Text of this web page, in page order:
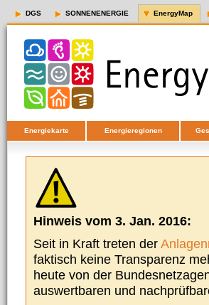
DGS SONNENENERGIE EnergyMap
Energiekarte Energieregionen
Hinweis vom 3. Jan. 2016:
Seit in Kraft treten der
faktisch keine Transparenz
heute von der
auswertbaren und